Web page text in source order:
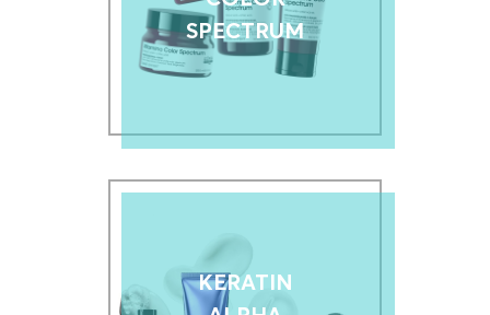
SPECTRUM
KERATIN